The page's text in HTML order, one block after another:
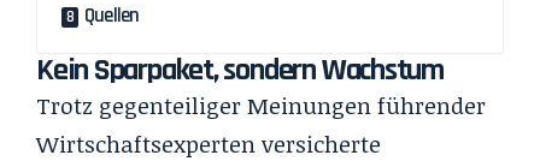
Quellen
Kein Sparpaket, sondern Wachstum
Trotz gegenteiliger Meinungen führender
Wirtschaftsexperten versicherte